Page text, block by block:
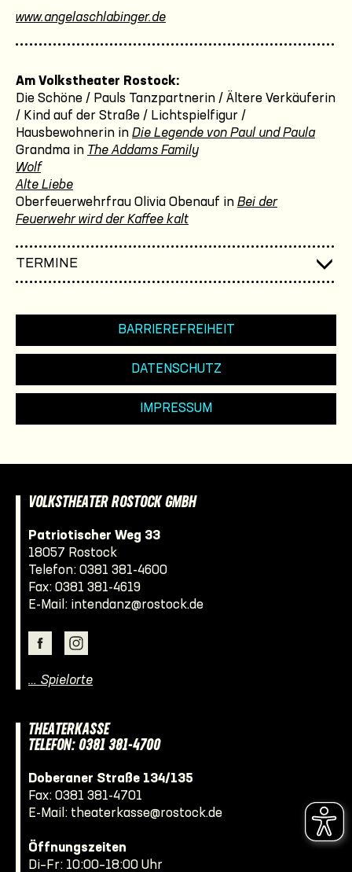
www.angelaschlabinger.de
Am Volkstheater Rostock:
Die Schöne / Pauls Tanzpartnerin / Ältere Verkäuferin
/ Kind auf der Straße / Lichtspielfigur /
Hausbewohnerin in Die Legende von Paul und Paula
Grandma in The Addams Family
Wolf
Alte Liebe
Oberfeuerwehrfrau Olivia Obenauf in Bei der
Feuerwehr wird der Kaffee kalt
TERMINE
BARRIEREFREIHEIT
DATENSCHUTZ
IMPRESSUM
VOLKSTHEATER ROSTOCK GMBH
Patriotischer Weg 33
18057 Rostock
Telefon: 0381 381-4600
Fax: 0381 381-4619
E-Mail: intendanz@rostock.de
… Spielorte
THEATERKASSE
TELEFON: 0381 381-4700
Doberaner Straße 134/135
Fax: 0381 381-4701
E-Mail: theaterkasse@rostock.de
Öffnungszeiten
Di–Fr: 10:00–18:00 Uhr